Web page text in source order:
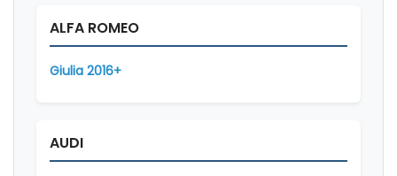
ALFA ROMEO
Giulia 2016+
AUDI